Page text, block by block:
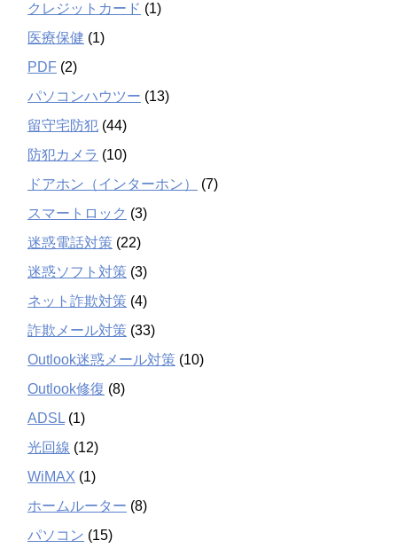
クレジットカード (1)
医療保健 (1)
PDF (2)
パソコンハウツー (13)
留守宅防犯 (44)
防犯カメラ (10)
ドアホン（インターホン）
(7)
スマートロック (3)
迷惑電話対策 (22)
迷惑ソフト対策 (3)
ネット詐欺対策 (4)
詐欺メール対策 (33)
Outlook迷惑メール対策 (10)
Outlook修復 (8)
ADSL (1)
光回線 (12)
WiMAX (1)
ホームルーター (8)
パソコン (15)